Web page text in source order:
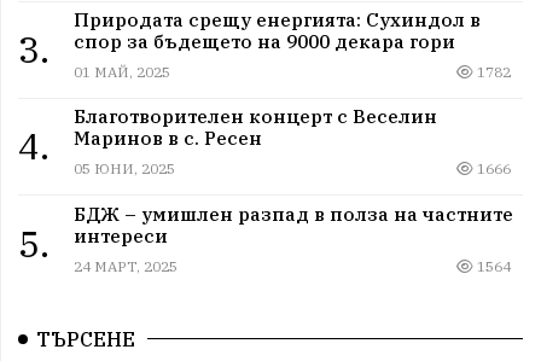
3.
Природата срещу енергията: Сухиндол в
спор за бъдещето на 9000 декара гори
01 МАЙ, 2025 1782
4.
Благотворителен концерт с Веселин
Маринов в с. Ресен
05 ЮНИ, 2025 1666
5.
БДЖ – умишлен разпад в полза на частните
интереси
24 МАРТ, 2025 1564
ТЪРСЕНЕ